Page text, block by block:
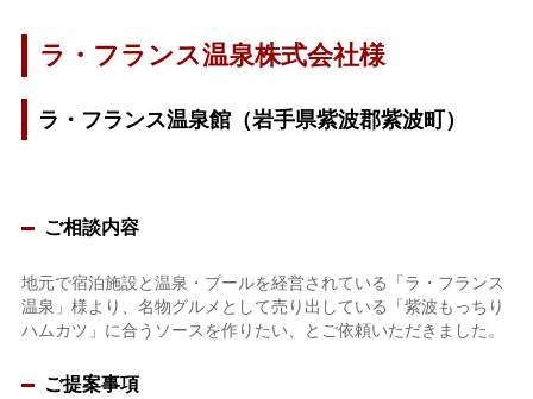
ラ・フランス温泉株式会社様
ラ・フランス温泉館（岩手県紫波郡紫波町）
ご相談内容
地元で宿泊施設と温泉・プールを経営されている「ラ・フランス
温泉」様より、名物グルメとして売り出している「紫波もっちり
ハムカツ」に合うソースを作りたい、とご依頼いただきました。
ご提案事項